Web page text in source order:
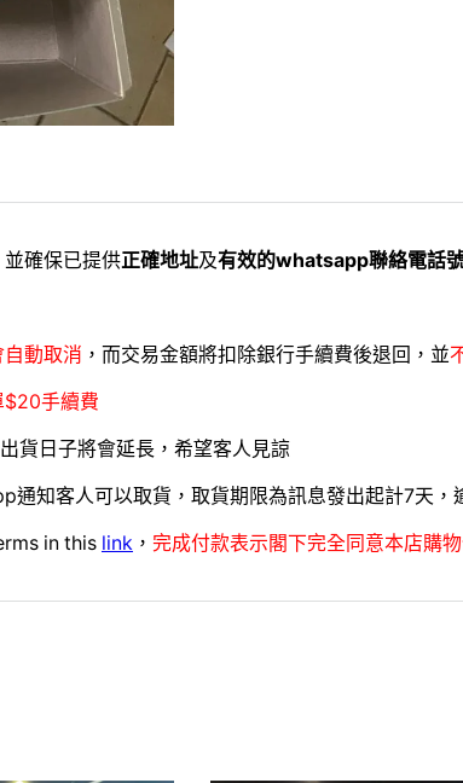
確保已提供正確地址及有效的whatsapp聯絡電話
動取消 ，而交易金額將扣除銀行手續費後退回，並
$20手續費
貨日子將會延長，希望客人見諒
通知客人可以取貨，取貨期限為訊息發出起計7天，
in this link ， 完成付款表示閣下完全同意本店購